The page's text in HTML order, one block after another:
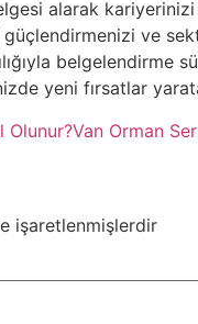
alarak
ve
belgelendirme
yeni fırsatlar
Olunur?Van Orman
işaretlenmişlerdir